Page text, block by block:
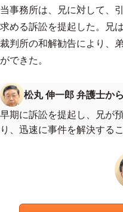
当事務所は、兄に対して、
求める訴訟を提起した。兄
裁判所の和解勧告により、
ができた。
松丸 伸一郎 弁護士か
早期に訴訟を提起し、兄が
り、迅速に事件を解決する